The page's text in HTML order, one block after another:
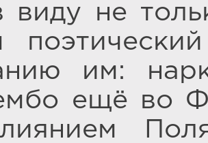
виду не
им:
ещё во